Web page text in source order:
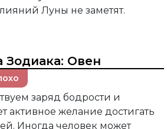
Луны не заметят.
Зодиака: Овен
заряд бодрости и
активное желание достигать
Иногда человек может